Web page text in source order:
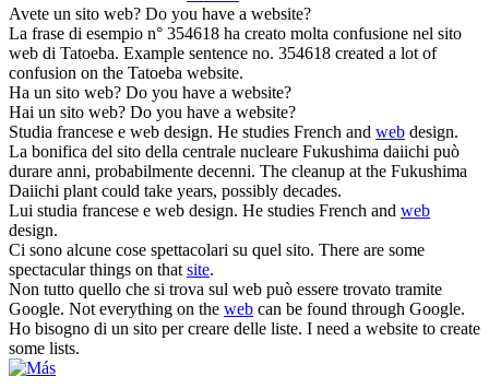
Avete un sito web? Do you have a website?
La frase di esempio n° 354618 ha creato molta confusione nel sito
web di Tatoeba. Example sentence no. 354618 created a lot of
confusion on the Tatoeba website.
Ha un sito web? Do you have a website?
Hai un sito web? Do you have a website?
Studia francese e web design. He studies French and web design.
La bonifica del sito della centrale nucleare Fukushima daiichi può
durare anni, probabilmente decenni. The cleanup at the Fukushima
Daiichi plant could take years, possibly decades.
Lui studia francese e web design. He studies French and web
design.
Ci sono alcune cose spettacolari su quel sito. There are some
spectacular things on thatsite.
Non tutto quello che si trova sul web può essere trovato tramite
Google. Not everything on the web can be found through Google.
Ho bisogno di un sito per creare delle liste. I need a website to create
some lists.